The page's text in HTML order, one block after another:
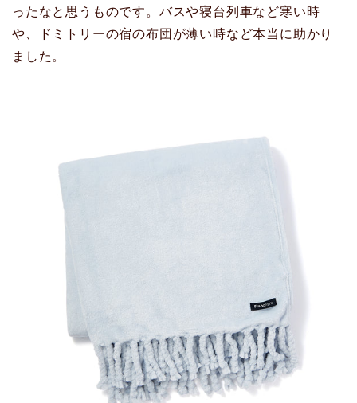
ったなと思うものです。バスや寝台列車など寒い時
や、ドミトリーの宿の布団が薄い時など本当に助かり
ました。